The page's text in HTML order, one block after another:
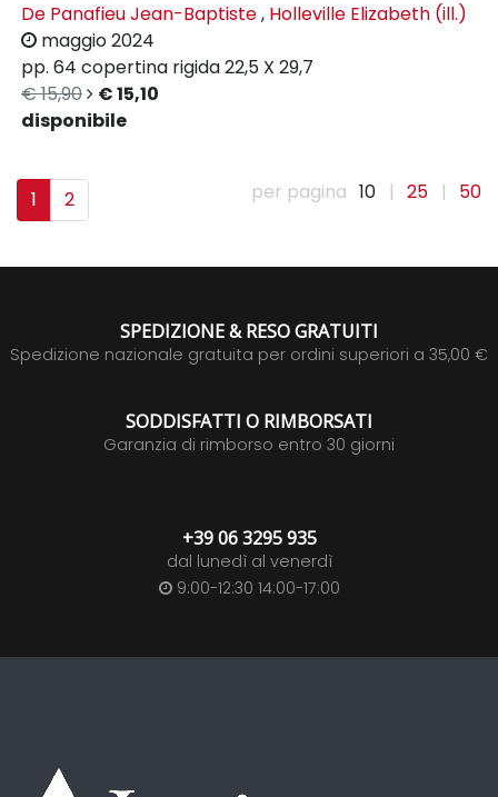
De Panafieu Jean-Baptiste, Holleville Elizabeth (ill.)
maggio 2024
pp. 64 copertina rigida22,5 X 29,7
€ 15,90
€ 15,10
disponibile
1 2 per pagina 10 | 25 | 50
SPEDIZIONE & RESO GRATUITI
Spedizione nazionale gratuita per ordini superiori a 35,00 €
SODDISFATTI O RIMBORSATI
Garanzia di rimborso entro 30 giorni
+39 06 3295 935
dal lunedì al venerdì
9:00-12:30 14:00-17:00